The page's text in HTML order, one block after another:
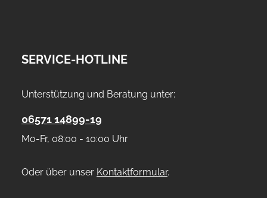
SERVICE-HOTLINE
Unterstützung und Beratung unter:
06571 14899-19
Mo-Fr, 08:00 - 10:00 Uhr
Oder über unser Kontaktformular.